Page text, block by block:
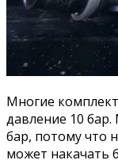
Многие
давление 10
бар, потому что
может накачать